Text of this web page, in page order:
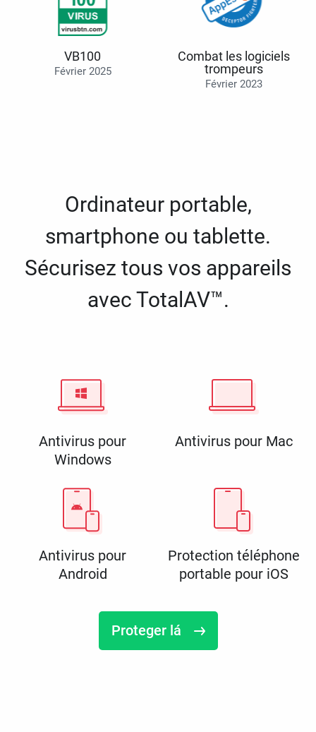
VB100
Février 2025
Combat les logiciels
trompeurs
Février 2023
Ordinateur portable,
smartphone ou tablette.
Sécurisez tous vos appareils
avec TotalAV™.
Antivirus pour
Windows
Antivirus pour Mac
Antivirus pour
Android
Protection téléphone
portable pour iOS
Proteger lá